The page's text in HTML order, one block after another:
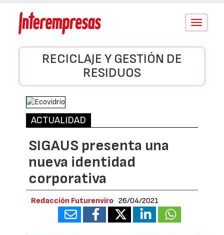
Conmutar
RECICLAJE Y GESTIÓN DE
RESIDUOS
ACTUALIDAD
SIGAUS presenta una
nueva identidad
corporativa
Redacción Futurenviro 26/04/2021